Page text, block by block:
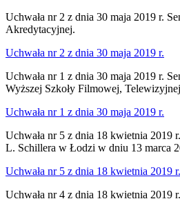
Uchwała nr 2 z dnia 30 maja 2019 r.
Akredytacyjnej.
Uchwała nr 2 z dnia 30 maja 2019 r.
Uchwała nr 1 z dnia 30 maja 2019 r.
Wyższej Szkoły Filmowej,
Uchwała nr 1 z dnia 30 maja 2019 r.
Uchwała nr 5 z dnia 18 kwietnia 2019
L. Schillera w Łodzi w dniu 13 marca
Uchwała nr 5 z dnia 18 kwietnia 2019 r.
Uchwała nr 4 z dnia 18 kwietnia 2019